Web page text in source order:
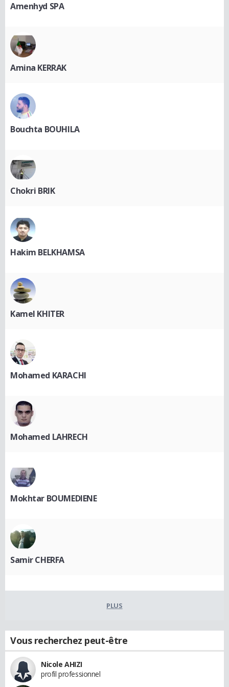
Amenhyd SPA
Amina KERRAK
Bouchta BOUHILA
Chokri BRIK
Hakim BELKHAMSA
Kamel KHITER
Mohamed KARACHI
Mohamed LAHRECH
Mokhtar BOUMEDIENE
Samir CHERFA
PLUS
Vous recherchez peut-être
Nicole AHIZI
profil professionnel